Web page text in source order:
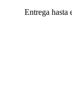
Entrega hasta